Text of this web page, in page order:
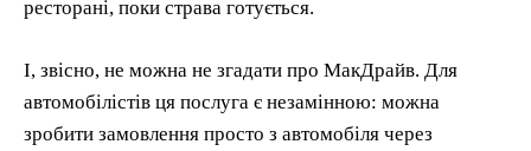
ресторані, поки страва готується.
І, звісно, не можна не згадати про МакДрайв. Для
автомобілістів ця послуга є незамінною: можна
зробити замовлення просто з автомобіля через